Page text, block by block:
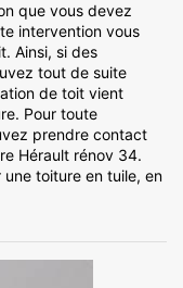
que vous devez
intervention vous
Ainsi, si des
tout de suite
de toit vient
Pour toute
prendre contact
Hérault rénov 34.
toiture en tuile, en